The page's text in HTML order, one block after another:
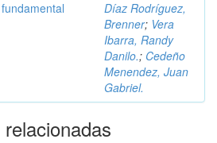
Díaz Rodríguez,
Brenner; Vera
Ibarra, Randy
Danilo.; Cedeño
Menendez, Juan
Gabriel.